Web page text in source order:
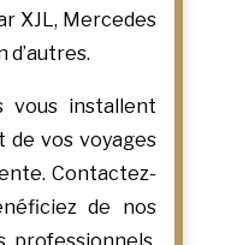
XJL, Mercedes
d’autres.
vous installent
vos voyages
Contactez-
de nos